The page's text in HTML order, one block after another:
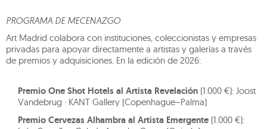
PROGRAMA DE MECENAZGO
Art Madrid colabora con instituciones, coleccionistas y empresas
privadas para apoyar directamente a artistas y galerías a través
de premios y adquisiciones. En la edición de 2026:
Premio One Shot Hotels al Artista Revelación (1.000 €): Joost
Vandebrug · KANT Gallery (Copenhague–Palma)
Premio Cervezas Alhambra al Artista Emergente (1.000 €):